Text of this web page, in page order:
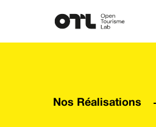
Nos Réalisations